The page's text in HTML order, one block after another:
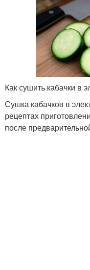
Как сушить кабачки в
Сушка кабачков в
рецептах
после